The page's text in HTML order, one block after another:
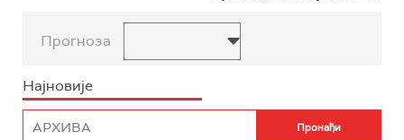
Прогноза
Најновије